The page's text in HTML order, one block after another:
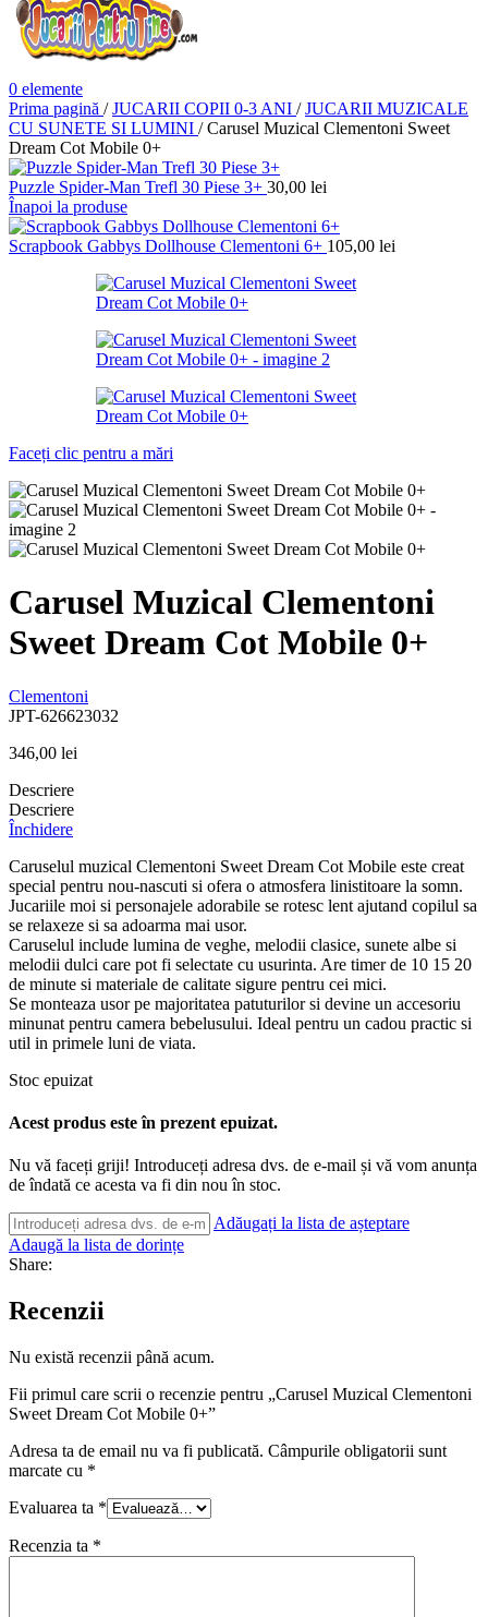
0 elemente
Prima pagină / JUCARII COPII 0-3 ANI / JUCARII MUZICALE
CU SUNETE SI LUMINI / Carusel Muzical Clementoni Sweet
Dream Cot Mobile 0+
Puzzle Spider-Man Trefl 30 Piese 3+ 30,00 lei
Înapoi la produse
Scrapbook Gabbys Dollhouse Clementoni 6+ 105,00 lei
Faceți clic pentru a mări
Carusel Muzical Clementoni
Sweet Dream Cot Mobile 0+
Clementoni
JPT-626623032
346,00 lei
Descriere
Descriere
Închidere
Caruselul muzical Clementoni Sweet Dream Cot Mobile este creat
special pentru nou-nascuti si ofera o atmosfera linistitoare la somn.
Jucariile moi si personajele adorabile se rotesc lent ajutand copilul sa
se relaxeze si sa adoarma mai usor.
Caruselul include lumina de veghe, melodii clasice, sunete albe si
melodii dulci care pot fi selectate cu usurinta. Are timer de 10 15 20
de minute si materiale de calitate sigure pentru cei mici.
Se monteaza usor pe majoritatea patuturilor si devine un accesoriu
minunat pentru camera bebelusului. Ideal pentru un cadou practic si
util in primele luni de viata.
Stoc epuizat
Acest produs este în prezent epuizat.
Nu vă faceți griji! Introduceți adresa dvs. de e-mail și vă vom anunța
de îndată ce acesta va fi din nou în stoc.
Adăugați la lista de așteptare
Adaugă la lista de dorințe
Share:
Recenzii
Nu există recenzii până acum.
Fii primul care scrii o recenzie pentru „Carusel Muzical Clementoni
Sweet Dream Cot Mobile 0+”
Adresa ta de email nu va fi publicată. Câmpurile obligatorii sunt
marcate cu *
Evaluarea ta *
Recenzia ta *